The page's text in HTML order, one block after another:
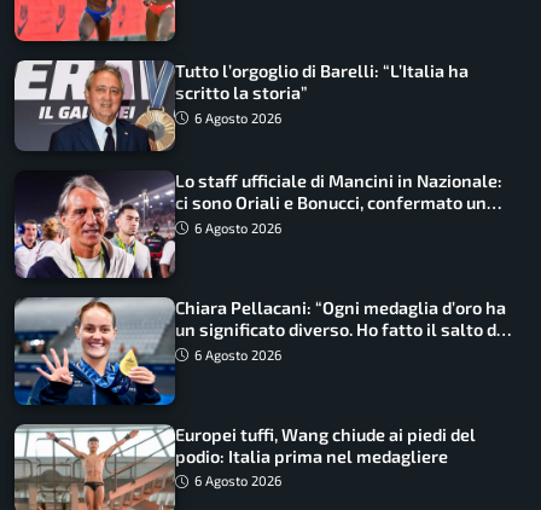
Tutto l’orgoglio di Barelli: “L’Italia ha
scritto la storia”
6 Agosto 2026
Lo staff ufficiale di Mancini in Nazionale:
ci sono Oriali e Bonucci, confermato un
ritorno
6 Agosto 2026
Chiara Pellacani: “Ogni medaglia d’oro ha
un significato diverso. Ho fatto il salto di
qualità”
6 Agosto 2026
Europei tuffi, Wang chiude ai piedi del
podio: Italia prima nel medagliere
6 Agosto 2026